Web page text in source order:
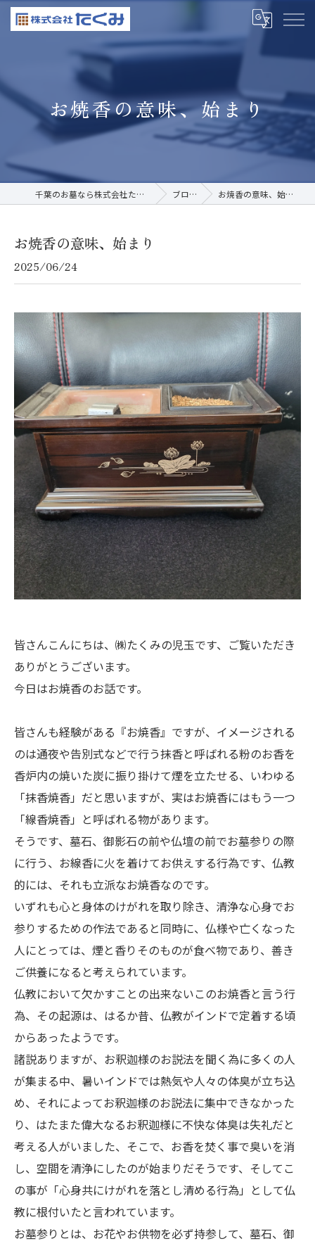
お焼香の意味、始まり
千葉のお墓なら株式会社たくみ ブログ お焼香の意味、始まり
お焼香の意味、始まり
2025/06/24
皆さんこんにちは、㈱たくみの児玉です、ご覧いただき
ありがとうございます。
今日はお焼香のお話です。
皆さんも経験がある『お焼香』ですが、イメージされる
のは通夜や告別式などで行う抹香と呼ばれる粉のお香を
香炉内の焼いた炭に振り掛けて煙を立たせる、いわゆる
「抹香焼香」だと思いますが、実はお焼香にはもう一つ
「線香焼香」と呼ばれる物があります。
そうです、墓石、御影石の前や仏壇の前でお墓参りの際
に行う、お線香に火を着けてお供えする行為です、仏教
的には、それも立派なお焼香なのです。
いずれも心と身体のけがれを取り除き、清浄な心身でお
参りするための作法であると同時に、仏様や亡くなった
人にとっては、煙と香りそのものが食べ物であり、善き
ご供養になると考えられています。
仏教において欠かすことの出来ないこのお焼香と言う行
為、その起源は、はるか昔、仏教がインドで定着する頃
からあったようです。
諸説ありますが、お釈迦様のお説法を聞く為に多くの人
が集まる中、暑いインドでは熱気や人々の体臭が立ち込
め、それによってお釈迦様のお説法に集中できなかった
り、はたまた偉大なるお釈迦様に不快な体臭は失礼だと
考える人がいました、そこで、お香を焚く事で臭いを消
し、空間を清浄にしたのが始まりだそうです、そしてこ
の事が「心身共にけがれを落とし清める行為」として仏
教に根付いたと言われています。
お墓参りとは、お花やお供物を必ず持参して、墓石、御